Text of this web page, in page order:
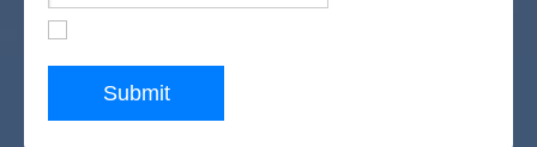
Submit